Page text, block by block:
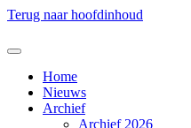
Terug naar hoofdinhoud
Home
Nieuws
Archief
Archief 2026